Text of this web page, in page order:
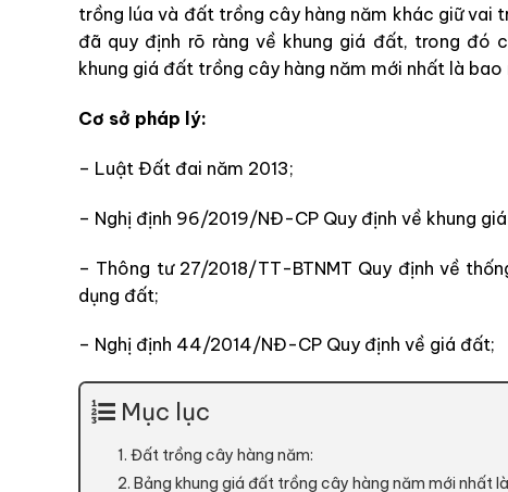
trồng lúa và đất trồng cây hàng năm khác giữ vai
đã quy định rõ ràng về khung giá đất, trong đó
khung giá đất trồng cây hàng năm mới nhất là bao
Cơ sở pháp lý:
– Luật Đất đai năm 2013;
– Nghị định 96/2019/NĐ-CP Quy định về khung
– Thông tư 27/2018/TT-BTNMT Quy định về
dụng đất;
– Nghị định 44/2014/NĐ-CP Quy định về giá đất;
Mục lục
1. Đất trồng cây hàng năm:
2. Bảng khung giá đất trồng cây hàng năm mới nhất